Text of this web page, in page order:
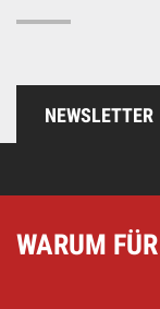
NEWSLETTER
WARUM